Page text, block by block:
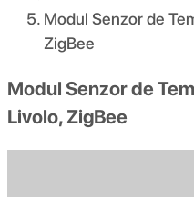
Modul Senzor de
ZigBee
Modul Senzor de
Livolo, ZigBee